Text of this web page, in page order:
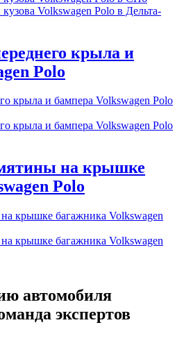
крыла и
Polo
на крышке
Polo
автомобиля
экспертов